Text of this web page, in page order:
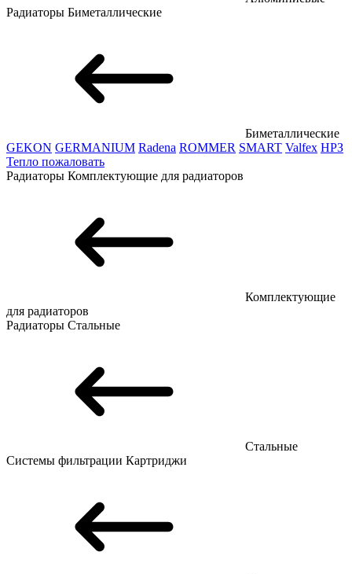
Радиаторы Биметаллические
Биметаллические
GEKON GERMANIUM Radena ROMMER SMART Valfex НРЗ
Тепло пожаловать
Радиаторы Комплектующие для радиаторов
Комплектующие
для радиаторов
Радиаторы Стальные
Стальные
Системы фильтрации Картриджи